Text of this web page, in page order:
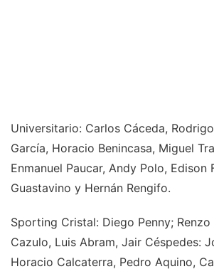
Universitario: Carlos Cáceda,
García, Horacio Benincasa, Miguel
Enmanuel Paucar, Andy Polo, Edison
Guastavino y Hernán Rengifo.
Sporting Cristal: Diego Penny;
Cazulo, Luis Abram, Jair Céspedes:
Horacio Calcaterra, Pedro Aquino,